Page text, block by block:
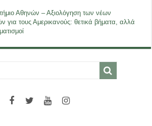
Αθηνών – Αξιολόγηση των νέων
για τους Αμερικανούς: θετικά βήματα, αλλά